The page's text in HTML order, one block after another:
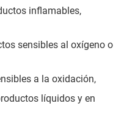
inflamables,
sensibles al oxígeno o
a la oxidación,
líquidos y en